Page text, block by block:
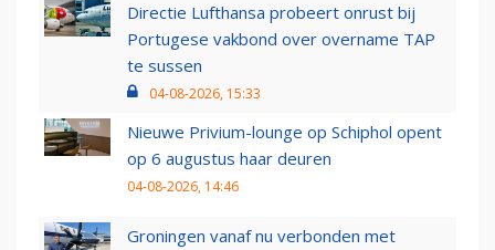
Directie Lufthansa probeert onrust bij
Portugese vakbond over overname TAP
te sussen
04-08-2026, 15:33
Nieuwe Privium-lounge op Schiphol opent
op 6 augustus haar deuren
04-08-2026, 14:46
Groningen vanaf nu verbonden met